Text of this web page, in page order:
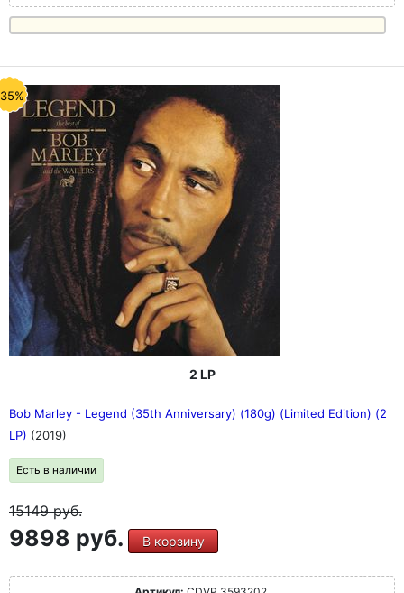
2 LP
Bob Marley - Legend (35th Anniversary) (180g) (Limited Edition) (2
LP) (2019)
Есть в наличии
15149руб.
9898 руб. В корзину